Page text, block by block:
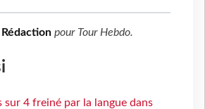
Rédaction pour Tour Hebdo.
sur 4 freiné par la langue dans